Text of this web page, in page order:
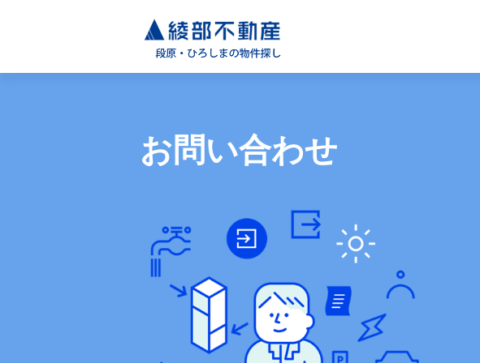
お問い合わせ